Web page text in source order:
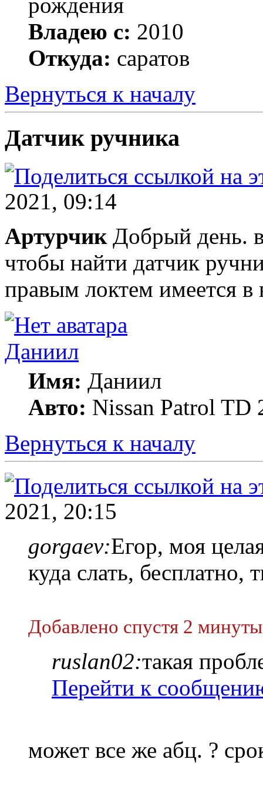
рождения
Владею с: 2010
Откуда: саратов
Вернуться к началу
Датчик ручника
2021, 09:14
АртурчикДобрый день.
чтобы найти датчик
правым локтем имеется в
Даниил
Имя: Даниил
Авто: Nissan Patrol TD
Вернуться к началу
2021, 20:15
gorgaev:Егор, моя
куда слать, бесплатно,
Добавлено спустя 2
ruslan02:такая
Перейти к
может все же абц. ?